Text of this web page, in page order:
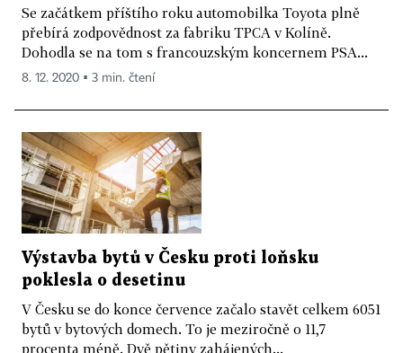
Se začátkem příštího roku automobilka Toyota plně
přebírá zodpovědnost za fabriku TPCA v Kolíně.
Dohodla se na tom s francouzským koncernem PSA...
8. 12. 2020 ▪ 3 min. čtení
Výstavba bytů v Česku proti loňsku
poklesla o desetinu
V Česku se do konce července začalo stavět celkem 6051
bytů v bytových domech. To je meziročně o 11,7
procenta méně. Dvě pětiny zahájených...